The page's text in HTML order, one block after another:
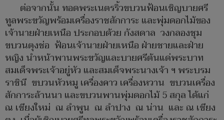
ต่อจากนั้น ทอดพระเนตรริ้วขบวนฟ้อนเชิญบายศรี
ทูลพระขวัญพร้อมเครื่องราชสักการะ และพุ่มดอกไม้ของ
เจ้านายฝ่ายเหนือ ประกอบด้วย กังสดาล วงกลองชุม
ขบวนตุงช่อ ฟ้อนเจ้านายฝ่ายเหนือ ฝ่ายชายและฝ่าย
หญิง นำหน้าพานพระขวัญและบายศรีต้นแด่พระบาท
สมเด็จพระเจ้าอยู่หัว และสมเด็จพระนางเจ้า ฯ พระบรม
ราชินี ขบวนหัวหมู เครื่องคาว เครื่องหวาน ขบวนเครื่อง
สักการะล้านนา และขบวนพานพุ่มดอกไม้ 5 สกุล ได้แก่
ณ เชียงใหม่ ณ ลำพูน ณ ลำปาง ณ น่าน และ ณ เชียง